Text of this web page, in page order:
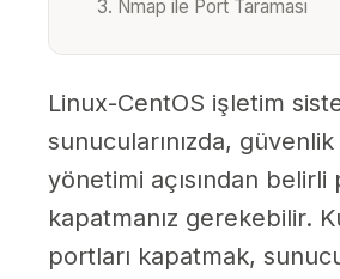
3. Nmap ile Port Taraması
Linux-CentOS işletim
sunucularınızda,
yönetimi açısından belirli
kapatmanız gerekebilir.
portları kapatmak,